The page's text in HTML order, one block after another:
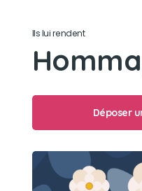
Sociable, adorait les
Avion en peluche
Les promenades
Ils lui rendent
Déposer